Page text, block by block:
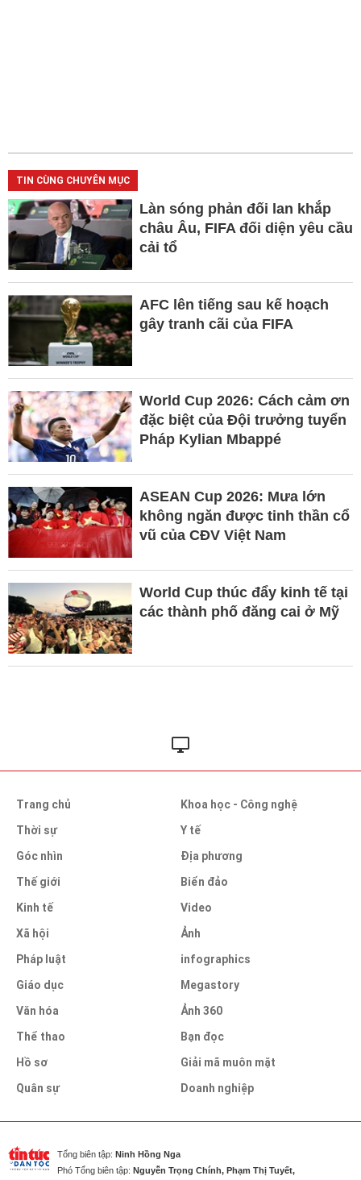
TIN CÙNG CHUYÊN MỤC
Làn sóng phản đối lan khắp
châu Âu, FIFA đối diện yêu cầu
cải tổ
AFC lên tiếng sau kế hoạch
gây tranh cãi của FIFA
World Cup 2026: Cách cảm ơn
đặc biệt của Đội trưởng tuyển
Pháp Kylian Mbappé
ASEAN Cup 2026: Mưa lớn
không ngăn được tinh thần cổ
vũ của CĐV Việt Nam
World Cup thúc đẩy kinh tế tại
các thành phố đăng cai ở Mỹ
Trang chủ
Thời sự
Góc nhìn
Thế giới
Kinh tế
Xã hội
Pháp luật
Giáo dục
Văn hóa
Thể thao
Hồ sơ
Quân sự
Khoa học - Công nghệ
Y tế
Địa phương
Biển đảo
Video
Ảnh
infographics
Megastory
Ảnh 360
Bạn đọc
Giải mã muôn mặt
Doanh nghiệp
Tổng biên tập: Ninh Hồng Nga
Phó Tổng biên tập: Nguyễn Trọng Chính, Phạm Thị Tuyết,